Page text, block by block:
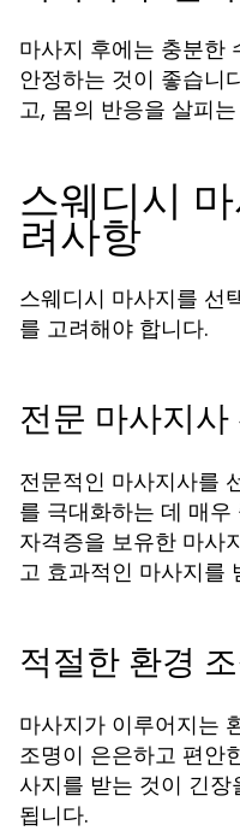
마사지 후에는 충분한
안정하는 것이 좋습니
고, 몸의 반응을 살피
스웨디시
려사항
스웨디시 마사지를 선
를 고려해야 합니다.
전문 마사지
전문적인 마사지사를
를 극대화하는 데 매
자격증을 보유한 마사
고 효과적인 마사지를
적절한 환경
마사지가 이루어지는
조명이 은은하고 편안
사지를 받는 것이 긴
됩니다.